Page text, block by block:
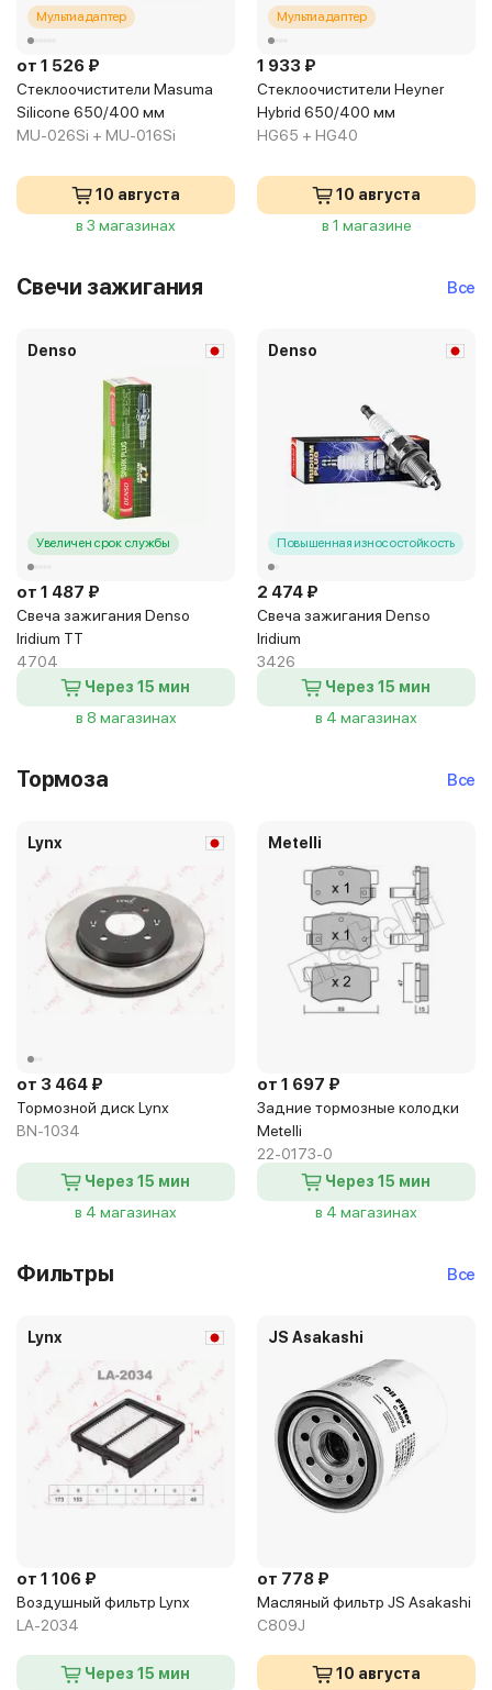
Мультиадаптер
от 1 526 ₽
Стеклоочистители Masuma
Silicone 650/400 мм
MU-026Si + MU-016Si
10 августа
в 3 магазинах
Мультиадаптер
1 933 ₽
Стеклоочистители Heyner
Hybrid 650/400 мм
HG65 + HG40
10 августа
в 1 магазине
Свечи зажигания Все
Denso
Увеличен срок службы
от 1 487 ₽
Свеча зажигания Denso
Iridium TT
4704
Через 15 мин
в 8 магазинах
Denso
Повышенная износостойкость
2 474 ₽
Свеча зажигания Denso
Iridium
3426
Через 15 мин
в 4 магазинах
Тормоза Все
Lynx
от 3 464 ₽
Тормозной диск Lynx
BN-1034
Через 15 мин
в 4 магазинах
Metelli
от 1 697 ₽
Задние тормозные колодки
Metelli
22-0173-0
Через 15 мин
в 4 магазинах
Фильтры Все
Lynx
от 1 106 ₽
Воздушный фильтр Lynx
LA-2034
Через 15 мин
JS Asakashi
от 778 ₽
Масляный фильтр JS Asakashi
C809J
10 августа